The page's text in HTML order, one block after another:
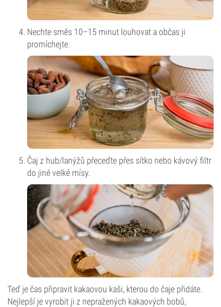
Nechte směs 10–15 minut louhovat a občas ji
promíchejte.
Čaj z hub/lanýžů přeceďte přes sítko nebo kávový filtr
do jiné velké mísy.
Teď je čas připravit kakaovou kaši, kterou do čaje přidáte.
Nejlepší je vyrobit ji z nepražených kakaových bobů,